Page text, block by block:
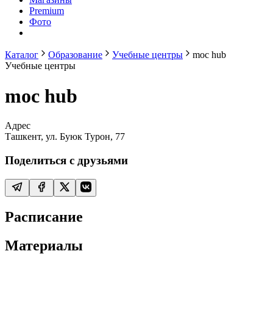
Premium
Фото
Каталог Образование Учебные центры
moc hub
Учебные центры
moc hub
Адрес
Ташкент, ул. Буюк Турон, 77
Поделиться с друзьями
Расписание
Материалы